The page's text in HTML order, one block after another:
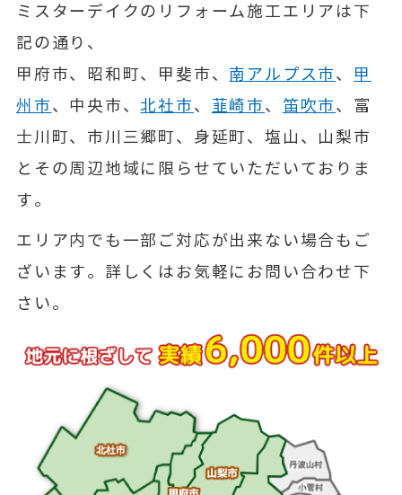
ミスターデイクのリフォーム施工エリアは下
記の通り、
甲府市、昭和町、甲斐市、 南アルプス市、 甲
州市、中央市、北社市、 韮崎市、 笛吹市、富
士川町、市川三郷町、身延町、塩山、山梨市
とその周辺地域に限らせていただいておりま
す。
エリア内でも一部ご対応が出来ない場合もご
ざいます。詳しくはお気軽にお問い合わせ下
さい。